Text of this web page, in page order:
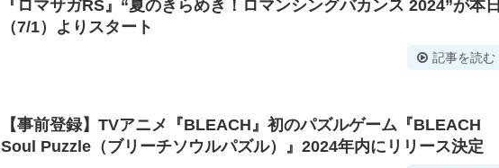
『ロマサガRS』“夏のきらめき！ロマンシングバカンス 2024”が本日
（7/1）よりスタート
記事を読む
【事前登録】TVアニメ『BLEACH』初のパズルゲーム『BLEACH
Soul Puzzle（ブリーチソウルパズル）』2024年内にリリース決定